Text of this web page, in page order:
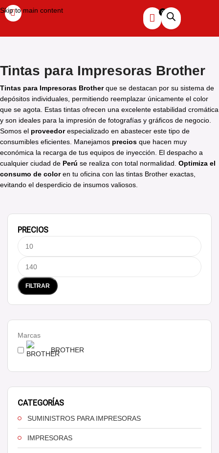
Skip to main content
Tintas para Impresoras Brother
Tintas para Impresoras Brotherque se destacan por su sistema de
depósitos individuales, permitiendo reemplazar únicamente el color
que se agota. Estas tintas ofrecen una excelente estabilidad cromática
y son ideales para la impresión de fotografías y gráficos de negocio.
Somos el proveedorespecializado en abastecer este tipo de
consumibles eficientes. Manejamos precios que hacen muy
económica la recarga de tus equipos de inyección. El despacho a
cualquier ciudad de Perú se realiza con total normalidad. Optimiza el
consumo de coloren tu oficina con las tintas Brother exactas,
evitando el desperdicio de insumos valiosos.
PRECIOS
FILTRAR
Marcas
BROTHER
CATEGORÍAS
SUMINISTROS PARA IMPRESORAS
IMPRESORAS